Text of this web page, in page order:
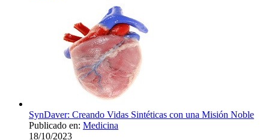
SynDaver: Creando Vidas Sintéticas con una Misión Noble
Publicado en: Medicina
18/10/2023